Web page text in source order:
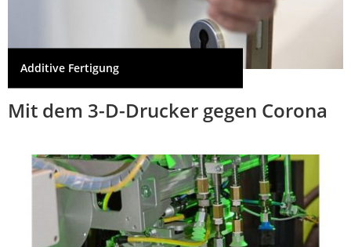
Additive Fertigung
Mit dem 3-D-Drucker gegen Corona